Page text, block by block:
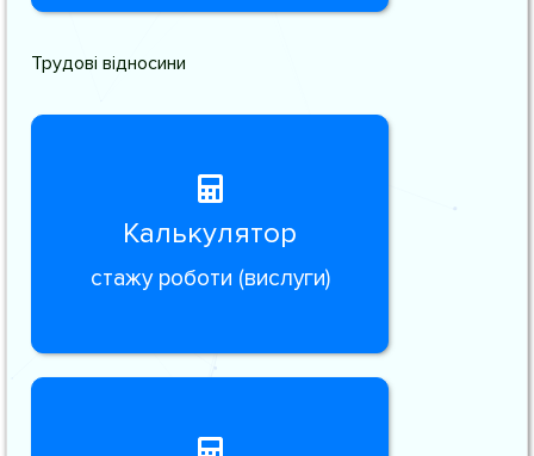
Трудові відносини
Калькулятор
стажу роботи (вислуги)